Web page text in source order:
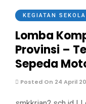
KEGIATAN
Lomba
Provinsi –
Sepeda
Posted On 24 April